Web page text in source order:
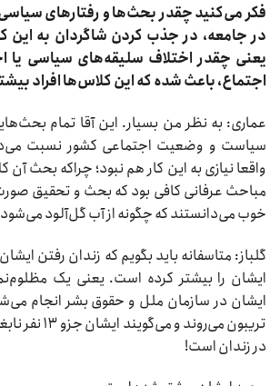
فکر می‌کنید چقدر بحث‌ها و رفتارهای
در جامعه، در جذب کردن شاگردان به این
یعنی چقدر اختلاف سلیقه‌های سیاسی یا
اجتماع، باعث شده که این کلاس‌ها افراد
عماری: به نظر من بسیار. این آقا تمام
سیاست و وضعیت اجتماعی کشور نسبت
واقعا نیازی به این کار هم نبود؛ چراکه بحث آن
مباحث عرفانی کافی بود که بحث و تحقیق
خوب می‌دانستند که چگونه از آب گل‌آلود
گلباز: متاسفانه باید بگویم که زندان رفتن
ایشان را بیشتر کرده است. یعنی یک
ایشان در سازمان ملل و حقوق بشر انجام
تریبون می‌روند
در زندان است!